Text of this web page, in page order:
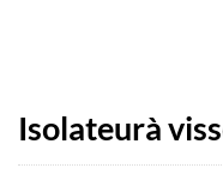
Isolateurà